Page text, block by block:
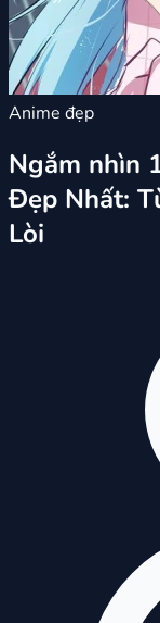
Anime đẹp
Ngắm nhìn
Đẹp Nhất:
Lòi